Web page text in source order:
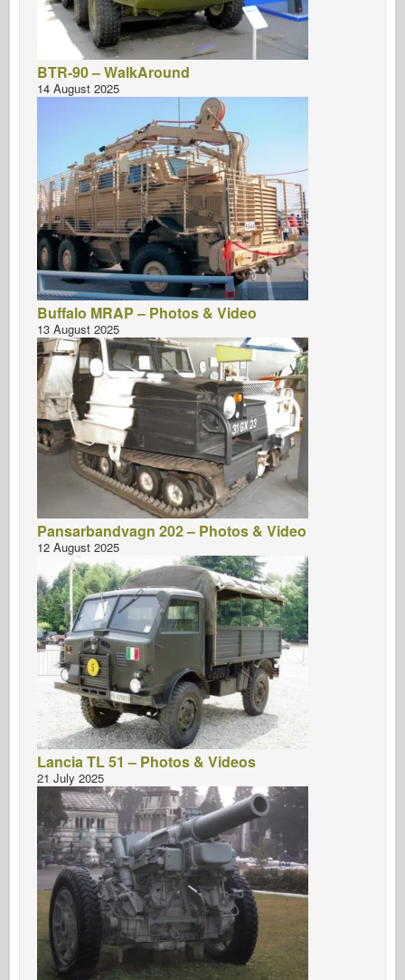
BTR-90 – WalkAround
14 August 2025
Buffalo MRAP – Photos & Video
13 August 2025
Pansarbandvagn 202 – Photos & Video
12 August 2025
Lancia TL 51 – Photos & Videos
21 July 2025